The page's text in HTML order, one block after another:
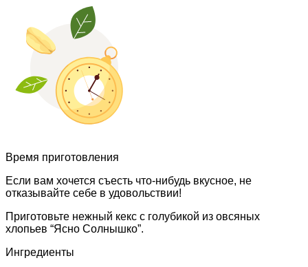
Время приготовления
Если вам хочется съесть что-нибудь вкусное, не
отказывайте себе в удовольствии!
Приготовьте нежный кекс с голубикой из овсяных
хлопьев “Ясно Солнышко”.
Ингредиенты